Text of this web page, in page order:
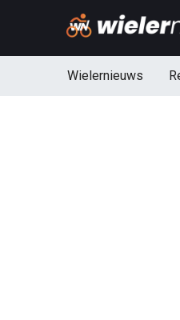
Wielernieuws